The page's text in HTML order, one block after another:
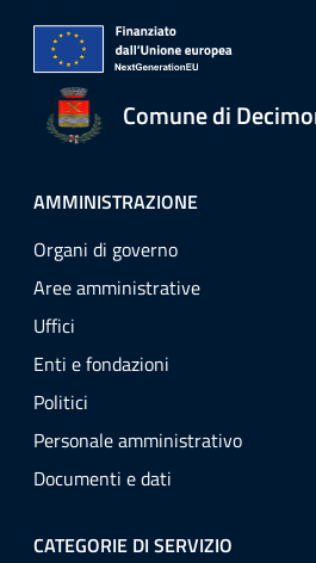
Comune di
AMMINISTRAZIONE
Organi di governo
Aree amministrative
Uffici
Enti e fondazioni
Politici
Personale amministrativo
Documenti e dati
CATEGORIE DI SERVIZIO